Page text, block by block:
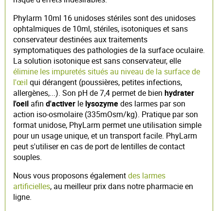
Phylarm 10ml 16 unidoses stériles sont des unidoses
ophtalmiques de 10ml, stériles, isotoniques et sans
conservateur destinées aux traitements
symptomatiques des pathologies de la surface oculaire.
La solution isotonique est sans conservateur, elle
élimine les impuretés situés au niveau de la surface de
l'œil qui dérangent (poussières, petites infections,
allergènes,...). Son pH de 7,4 permet de bien hydrater
l'oeil afin d'activer le lysozymedes larmes par son
action iso-osmolaire (335mOsm/kg). Pratique par son
format unidose, PhyLarm permet une utilisation simple
pour un usage unique, et un transport facile. PhyLarm
peut s'utiliser en cas de port de lentilles de contact
souples.
Nous vous proposons égalementdes larmes
artificielles, au meilleur prix dans notre pharmacie en
ligne.